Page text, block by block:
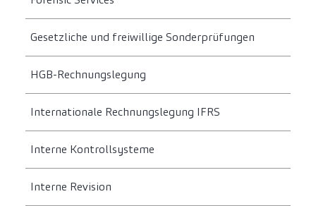
Gesetzliche und freiwillige Sonderprüfungen
HGB-Rechnungslegung
Internationale Rechnungslegung IFRS
Interne Kontrollsysteme
Interne Revision